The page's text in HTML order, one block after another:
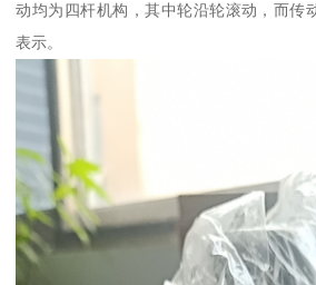
动均为四杆机构，其中轮沿轮滚动，而传
表示。